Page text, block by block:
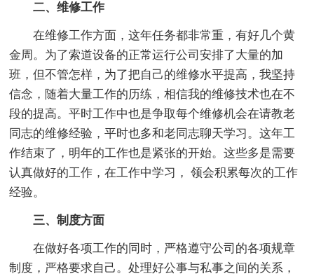
二、维修工作
在维修工作方面，这年任务都非常重，有好几个黄
金周。为了索道设备的正常运行公司安排了大量的加
班，但不管怎样，为了把自己的维修水平提高，我坚持
信念，随着大量工作的历练，相信我的维修技术也在不
段的提高。平时工作中也是争取每个维修机会在请教老
同志的维修经验，平时也多和老同志聊天学习。这年工
作结束了，明年的工作也是紧张的开始。这些多是需要
认真做好的工作，在工作中学习， 领会积累每次的工作
经验。
三、制度方面
在做好各项工作的同时，严格遵守公司的各项规章
制度，严格要求自己。处理好公事与私事之间的关系，